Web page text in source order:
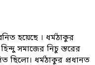
হয়েছে । ধর্মঠাকুর
সমাজের নিচু স্তরের
ছিলো। ধর্মঠাকুর প্রধানত